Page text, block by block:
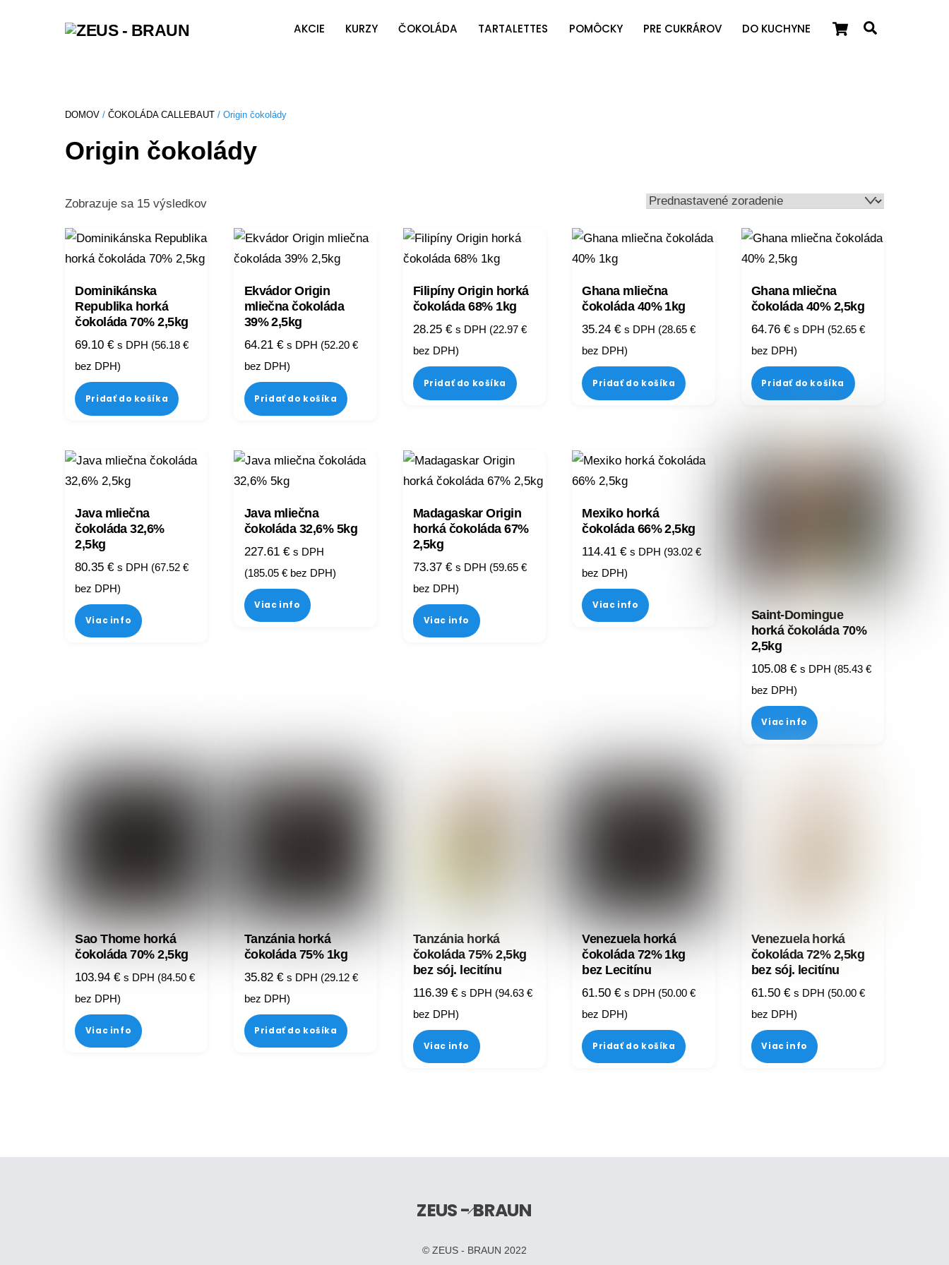
Cart
AKCIE KURZY ČOKOLÁDA TARTALETTES POMÔCKY PRE CUKRÁROV DO KUCHYNE
DOMOV / ČOKOLÁDA CALLEBAUT / Origin čokolády
Origin čokolády
Zobrazuje sa 15 výsledkov
Dominikánska
Republika horká
čokoláda 70% 2,5kg
69.10€ s DPH (56.18€
bez DPH)
Pridať do košíka
Ekvádor Origin
mliečna čokoláda
39% 2,5kg
64.21 € s DPH (52.20 €
bez DPH)
Pridať do košíka
Filipíny Origin horká
čokoláda 68% 1kg
28.25 € s DPH (22.97 €
bez DPH)
Pridať do košíka
Ghana mliečna
čokoláda 40% 1kg
35.24€ s DPH (28.65€
bez DPH)
Pridať do košíka
Ghana mliečna
čokoláda 40% 2,5kg
64.76 € s DPH (52.65 €
bez DPH)
Pridať do košíka
Java mliečna
čokoláda 32,6%
2,5kg
80.35€ s DPH (67.52€
bez DPH)
Viac info
Java mliečna
čokoláda 32,6% 5kg
227.61 € s DPH
(185.05 €bez DPH)
Viac info
Madagaskar Origin
horká čokoláda 67%
2,5kg
73.37 € s DPH (59.65 €
bez DPH)
Viac info
Mexiko horká
čokoláda 66% 2,5kg
114.41€ s DPH (93.02€
bez DPH)
Viac info
Saint-Domingue
horká čokoláda 70%
2,5kg
105.08 € s DPH (85.43 €
bez DPH)
Viac info
Sao Thome horká
čokoláda 70% 2,5kg
103.94€ s DPH (84.50€
bez DPH)
Viac info
Tanzánia horká
čokoláda 75% 1kg
35.82 € s DPH (29.12 €
bez DPH)
Pridať do košíka
Tanzánia horká
čokoláda 75% 2,5kg
bez sój. lecitínu
116.39 € s DPH (94.63 €
bez DPH)
Viac info
Venezuela horká
čokoláda 72% 1kg
bez Lecitínu
61.50€ s DPH (50.00€
bez DPH)
Pridať do košíka
Venezuela horká
čokoláda 72% 2,5kg
bez sój. lecitínu
61.50 € s DPH (50.00 €
bez DPH)
Viac info
Back
ZEUS - BRAUN
© ZEUS - BRAUN 2022